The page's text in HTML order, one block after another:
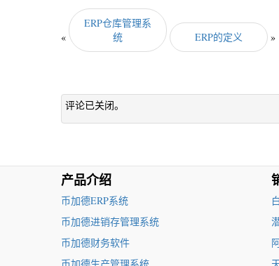
«
ERP仓库管理系
统
ERP的定义 »
评论已关闭。
产品介绍
币加德ERP系统
币加德进销存管理系统
币加德财务软件